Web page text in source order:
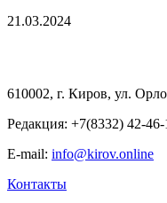
21.03.2024
610002, г. Киров, ул.
Редакция: +7(8332) 42-46-
E-mail: info@kirov.online
Контакты